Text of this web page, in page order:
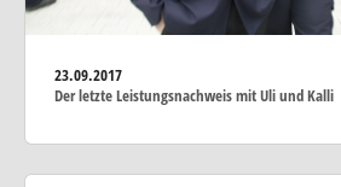
23.09.2017
Der letzte Leistungsnachweis mit Uli und Kalli